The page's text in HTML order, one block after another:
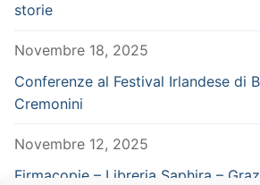
storie
Novembre 18, 2025
Conferenze al Festival Irlandese di
Cremonini
Novembre 12, 2025
Firmacopie – Libreria Saphira –